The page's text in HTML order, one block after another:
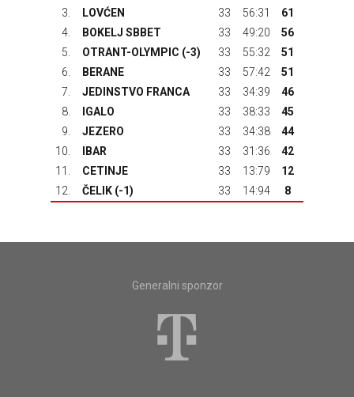
3.
LOVĆEN 33 56:31
61
4.
BOKELJ SBBET 33 49:20
56
5.
OTRANT-OLYMPIC (-3) 33 55:32
51
6.
BERANE 33 57:42
51
7.
JEDINSTVO FRANCA 33 34:39
46
8.
IGALO 33 38:33
45
9.
JEZERO 33 34:38
44
10.
IBAR 33 31:36
42
11.
CETINJE 33 13:79
12
12.
ČELIK (-1) 33 14:94 8
Generalni sponzor